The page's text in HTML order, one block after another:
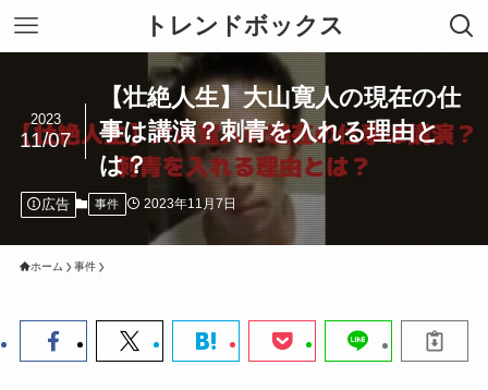
トレンドボックス
【壮絶人生】大山寛人の現在の仕
事は講演？刺青を入れる理由と
は？
2023
11/07
広告 事件 2023年11月7日
ホーム 事件